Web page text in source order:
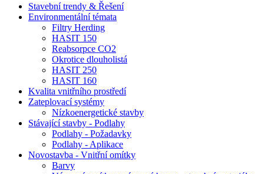
Stavební trendy & Řešení
Environmentální témata
Filtry Herding
HASIT 150
Reabsorpce CO2
Okrotice dlouholistá
HASIT 250
HASIT 160
Kvalita vnitřního prostředí
Zateplovací systémy
Nízkoenergetické stavby
Stávající stavby - Podlahy
Podlahy - Požadavky
Podlahy - Aplikace
Novostavba - Vnitřní omítky
Barvy